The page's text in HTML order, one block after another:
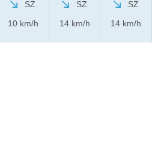
SZ
10 km/h
SZ
14 km/h
SZ
14 km/h